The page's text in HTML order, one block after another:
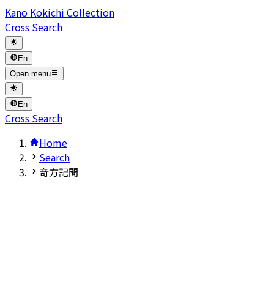
Kano Kokichi Collection
Cross Search
En
Open menu
En
Cross Search
Home
Search
竒方記聞